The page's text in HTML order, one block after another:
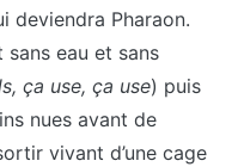
deviendra Pharaon.
sans eau et sans
ça use, ça use) puis
nues avant de
vivant d’une cage